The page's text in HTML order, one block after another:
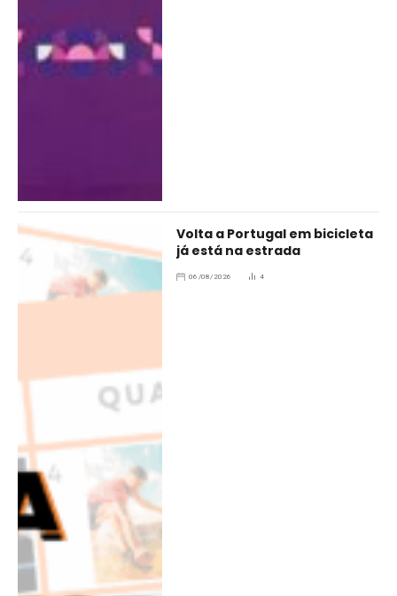
Volta a Portugal em bicicleta
já está na estrada
06/08/2026 4